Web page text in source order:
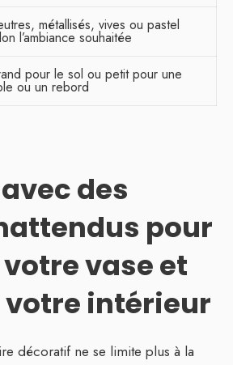
métallisés, vives ou pastel
l’ambiance souhaitée
pour le sol ou petit pour une
ou un rebord
des
pour
vase et
intérieur
décoratif ne se limite plus à la